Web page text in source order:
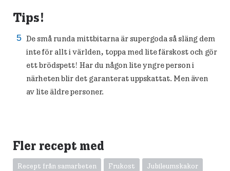
Tips!
De små runda mittbitarna är supergoda så släng dem
inte för allt i världen, toppa med lite färskost och gör
ett brödspett! Har du någon lite yngre person i
närheten blir det garanterat uppskattat. Men även
av lite äldre personer.
Fler recept med
Recept från samarbeten Frukost
Jubileumskakor